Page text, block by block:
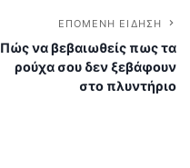
ΕΠΌΜΕΝΗ ΕΊΔΗΣΗ
Πώς να βεβαιωθείς πως τα
ρούχα σου δεν ξεβάφουν
στο πλυντήριο